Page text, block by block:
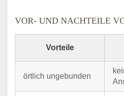
VOR- UND NACHTEILE
Vorteile
örtlich ungebunden